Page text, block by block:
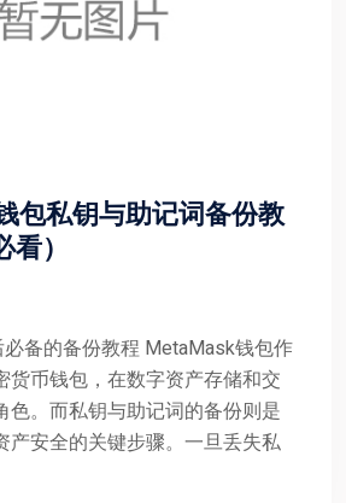
包私钥与助记词备份教
）
备的备份教程 MetaMask钱包作
货币钱包，在数字资产存储和交
色。而私钥与助记词的备份则是
产安全的关键步骤。一旦丢失私